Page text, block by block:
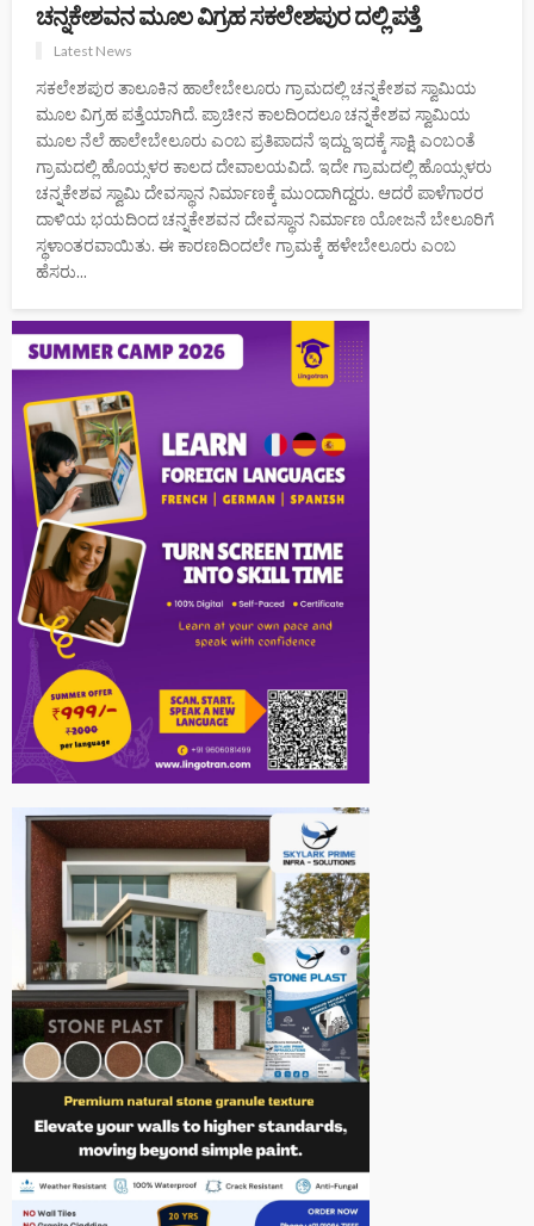
ಚನ್ನಕೇಶವನ ಮೂಲ ವಿಗ್ರಹ ಸಕಲೇಶಪುರ ದಲ್ಲಿ ಪತ್ತೆ
Latest News
ಸಕಲೇಶಪುರ ತಾಲೂಕಿನ ಹಾಲೇಬೇಲೂರು ಗ್ರಾಮದಲ್ಲಿ ಚನ್ನಕೇಶವ ಸ್ವಾಮಿಯ
ಮೂಲ ವಿಗ್ರಹ ಪತ್ತೆಯಾಗಿದೆ. ಪ್ರಾಚೀನ ಕಾಲದಿಂದಲೂ ಚನ್ನಕೇಶವ ಸ್ವಾಮಿಯ
ಮೂಲ ನೆಲೆ ಹಾಲೇಬೇಲೂರು ಎಂಬ ಪ್ರತಿಪಾದನೆ ಇದ್ದು ಇದಕ್ಕೆ ಸಾಕ್ಷಿ ಎಂಬಂತೆ
ಗ್ರಾಮದಲ್ಲಿ ಹೊಯ್ಸಳರ ಕಾಲದ ದೇವಾಲಯವಿದೆ. ಇದೇ ಗ್ರಾಮದಲ್ಲಿ ಹೊಯ್ಸಳರು
ಚನ್ನಕೇಶವ ಸ್ವಾಮಿ ದೇವಸ್ಥಾನ ನಿರ್ಮಾಣಕ್ಕೆ ಮುಂದಾಗಿದ್ದರು. ಆದರೆ ಪಾಳೆಗಾರರ
ದಾಳಿಯ ಭಯದಿಂದ ಚನ್ನಕೇಶವನ ದೇವಸ್ಥಾನ ನಿರ್ಮಾಣ ಯೋಜನೆ ಬೇಲೂರಿಗೆ
ಸ್ಥಳಾಂತರವಾಯಿತು. ಈ ಕಾರಣದಿಂದಲೇ ಗ್ರಾಮಕ್ಕೆ ಹಳೇಬೇಲೂರು ಎಂಬ
ಹೆಸರು...